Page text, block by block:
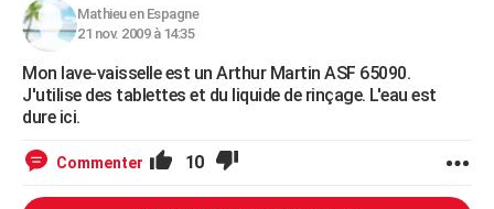
Bricolage
Lifestyle
Culture
Sport
Auto
Television
Voyage
Cinema
Mathieu en Espagne
21 nov. 2009 à 14:35
Mon lave-vaisselle est un Arthur Martin ASF 65090.
J'utilise des tablettes et du liquide de rinçage. L'eau est
dure ici.
Commenter 10